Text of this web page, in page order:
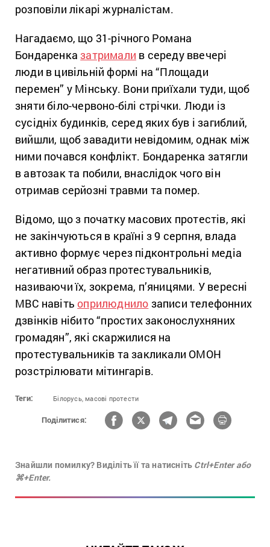
розповіли лікарі журналістам.
Нагадаємо, що 31-річного Романа
Бондаренказатримали в середу ввечері
люди в цивільній формі на “Площади
перемен” у Мінську. Вони приїхали туди, щоб
зняти біло-червоно-білі стрічки. Люди із
сусідніх будинків, серед яких був і загиблий,
вийшли, щоб завадити невідомим, однак між
ними почався конфлікт. Бондаренка затягли
в автозак та побили, внаслідок чого він
отримав серйозні травми та помер.
Відомо, що з початку масових протестів, які
не закінчуються в країні з 9 серпня, влада
активно формує через підконтрольні медіа
негативний образ протестувальників,
називаючи їх, зокрема, п’яницями. У вересні
МВС навіть оприлюднило записи телефонних
дзвінків нібито “простих законослухняних
громадян”, які скаржилися на
протестувальників та закликали ОМОН
розстрілювати мітингарів.
Теги: Білорусь, масові протести
Поділитися:
Знайшли помилку? Виділіть її та натисніть Ctrl+Enter або
⌘+Enter.